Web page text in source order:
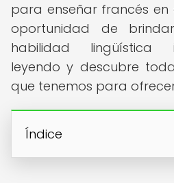
para enseñar francés en
oportunidad de
habilidad lingüística
leyendo y descubre
que tenemos para
Índice